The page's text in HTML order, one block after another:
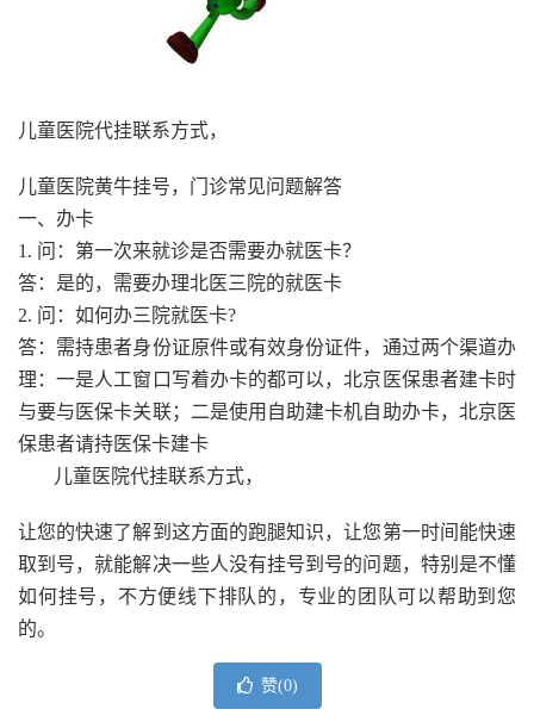
儿童医院代挂联系方式，
儿童医院黄牛挂号，门诊常见问题解答
一、办卡
1. 问：第一次来就诊是否需要办就医卡？
答：是的，需要办理北医三院的就医卡
2. 问：如何办三院就医卡?
答：需持患者身份证原件或有效身份证件，通过两个渠道办
理：一是人工窗口写着办卡的都可以，北京医保患者建卡时
与要与医保卡关联；二是使用自助建卡机自助办卡，北京医
保患者请持医保卡建卡
儿童医院代挂联系方式，
让您的快速了解到这方面的跑腿知识，让您第一时间能快速
取到号，就能解决一些人没有挂号到号的问题，特别是不懂
如何挂号，不方便线下排队的，专业的团队可以帮助到您
的。
赞(0)